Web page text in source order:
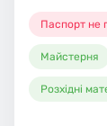
Паспорт не
Майстерня
Розхідні